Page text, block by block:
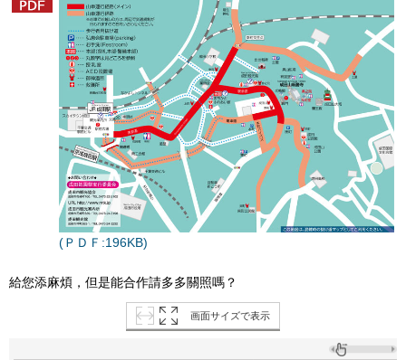
(ＰＤＦ:196KB)
給您添麻煩，但是能合作請多多關照嗎？
画面サイズで表示